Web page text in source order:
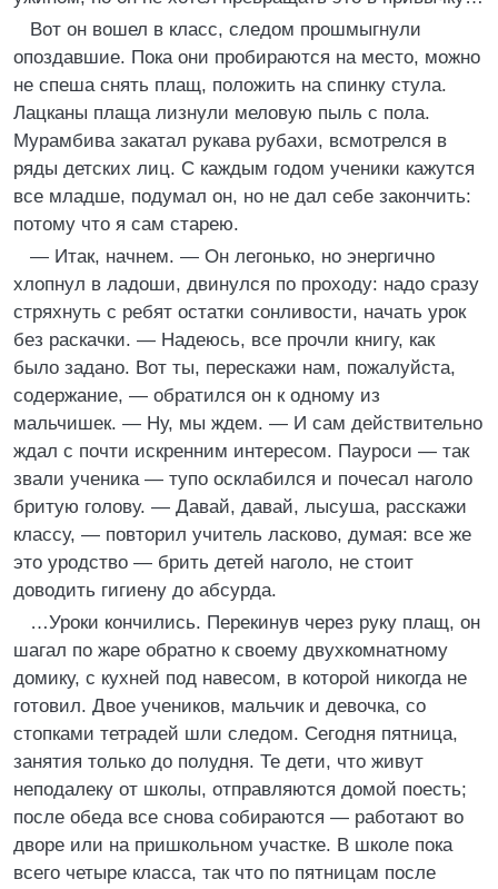
Вот он вошел в класс, следом прошмыгнули
опоздавшие. Пока они пробираются на место, можно
не спеша снять плащ, положить на спинку стула.
Лацканы плаща лизнули меловую пыль с пола.
Мурамбива закатал рукава рубахи, всмотрелся в
ряды детских лиц. С каждым годом ученики кажутся
все младше, подумал он, но не дал себе закончить:
потому что я сам старею.
— Итак, начнем. — Он легонько, но энергично
хлопнул в ладоши, двинулся по проходу: надо сразу
стряхнуть с ребят остатки сонливости, начать урок
без раскачки. — Надеюсь, все прочли книгу, как
было задано. Вот ты, перескажи нам, пожалуйста,
содержание, — обратился он к одному из
мальчишек. — Ну, мы ждем. — И сам действительно
ждал с почти искренним интересом. Пауроси — так
звали ученика — тупо осклабился и почесал наголо
бритую голову. — Давай, давай, лысуша, расскажи
классу, — повторил учитель ласково, думая: все же
это уродство — брить детей наголо, не стоит
доводить гигиену до абсурда.
…Уроки кончились. Перекинув через руку плащ, он
шагал по жаре обратно к своему двухкомнатному
домику, с кухней под навесом, в которой никогда не
готовил. Двое учеников, мальчик и девочка, со
стопками тетрадей шли следом. Сегодня пятница,
занятия только до полудня. Те дети, что живут
неподалеку от школы, отправляются домой поесть;
после обеда все снова собираются — работают во
дворе или на пришкольном участке. В школе пока
всего четыре класса, так что по пятницам после